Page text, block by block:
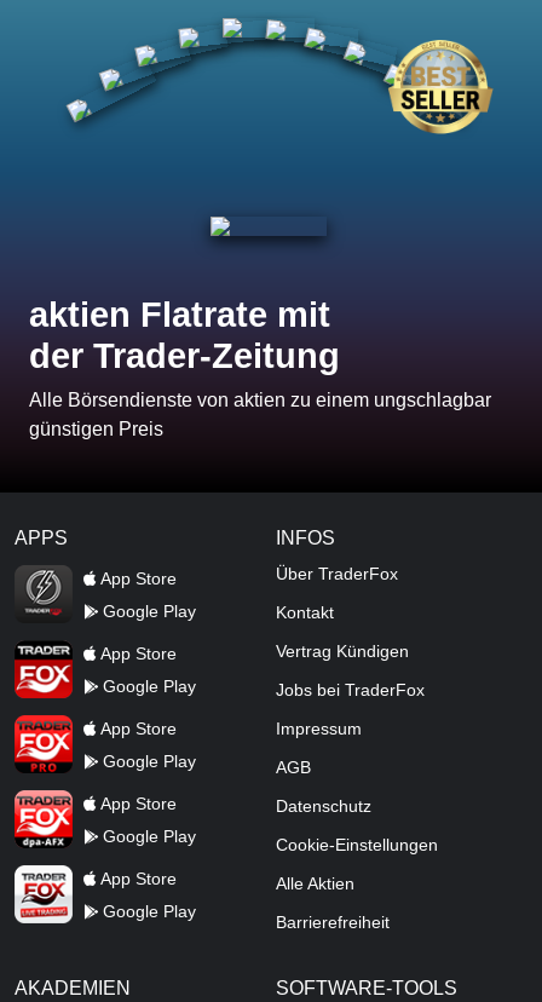
aktien Flatrate mit
der Trader-Zeitung
Alle Börsendienste von aktien zu einem ungschlagbar
günstigen Preis
APPS
TraderFox Flash
App Store
Google Play
TraderFox AppApp Store
Google Play
TraderFox ProApp Store
Google Play
TraderFox dpa-AFX ProFeed
App Store
Google Play
TraderFox Live Trading
App Store
Google Play
INFOS
Über TraderFox
Kontakt
Vertrag Kündigen
Jobs bei TraderFox
Impressum
AGB
Datenschutz
Cookie-Einstellungen
Alle Aktien
Barrierefreiheit
AKADEMIEN SOFTWARE-TOOLS